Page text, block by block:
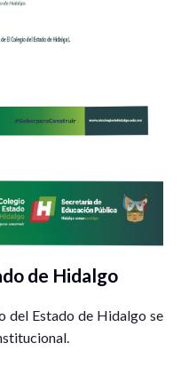
de Hidalgo
del Estado de Hidalgo se